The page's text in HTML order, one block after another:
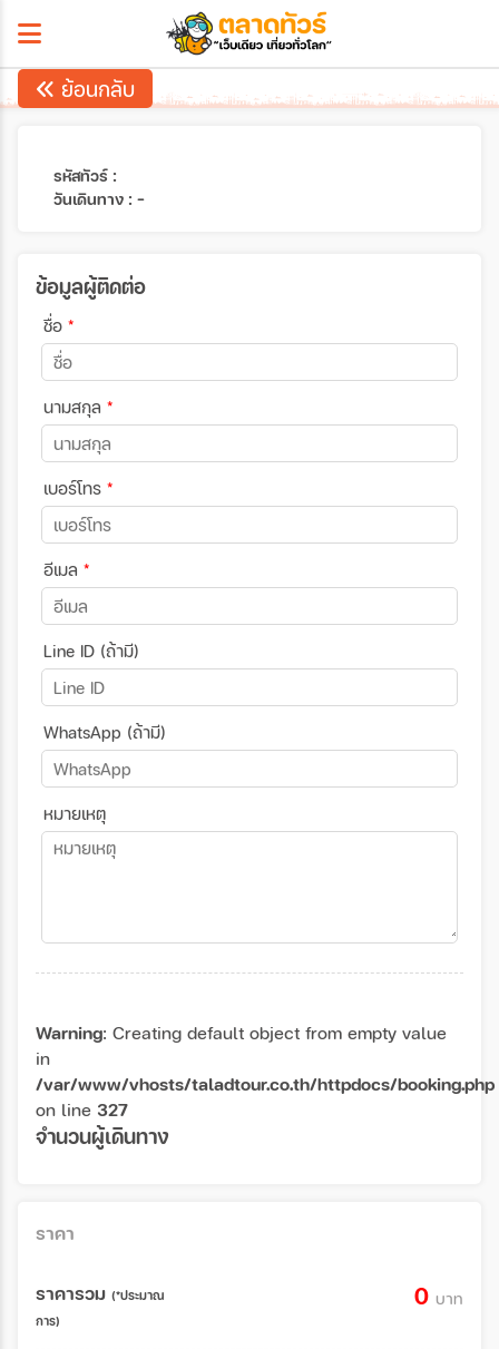
ย้อนกลับ
รหัสทัวร์ :
วันเดินทาง : -
ข้อมูลผู้ติดต่อ
ชื่อ *
นามสกุล *
เบอร์โทร *
อีเมล *
Line ID (ถ้ามี)
WhatsApp (ถ้ามี)
หมายเหตุ
Warning: Creating default object from empty value
in
/var/www/vhosts/taladtour.co.th/httpdocs/booking.php
on line 327
จำนวนผู้เดินทาง
ราคา
ราคารวม (*ประมาณ
การ)
0 บาท